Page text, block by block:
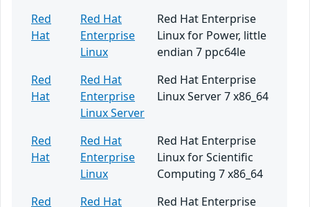
Red
Hat
Red Hat
Enterprise
Linux
Red Hat Enterprise
Linux for Power, little
endian 7 ppc64le
Red
Hat
Red Hat
Enterprise
Linux Server
Red Hat Enterprise
Linux Server 7 x86_64
Red
Hat
Red Hat
Enterprise
Linux
Red Hat Enterprise
Linux for Scientific
Computing 7 x86_64
Red
Red Hat Red Hat Enterprise